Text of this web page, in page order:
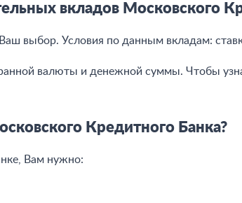
вкладов Московского
выбор. Условия по данным вкладам:
валюты и денежной суммы. Чтобы
Кредитного Банка?
Вам нужно: